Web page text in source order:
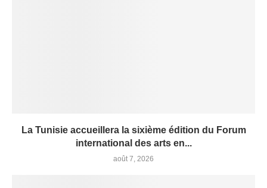
La Tunisie accueillera la sixième édition du Forum
international des arts en...
août 7, 2026